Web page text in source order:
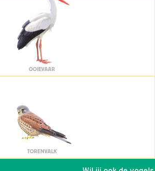
OOIEVAAR
TORENVALK